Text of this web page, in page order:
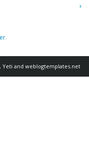
›
.
, Yeti and weblogtemplates.net